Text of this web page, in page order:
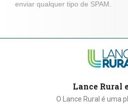
enviar qualquer tipo de SPAM.
Lance Rural
O Lance Rural é uma